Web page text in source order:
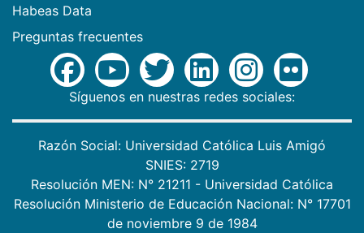
Habeas Data
Preguntas frecuentes
Síguenos en nuestras redes sociales:
Razón Social: Universidad Católica Luis Amigó
SNIES: 2719
Resolución MEN: N° 21211 - Universidad Católica
Resolución Ministerio de Educación Nacional: N° 17701
de noviembre 9 de 1984